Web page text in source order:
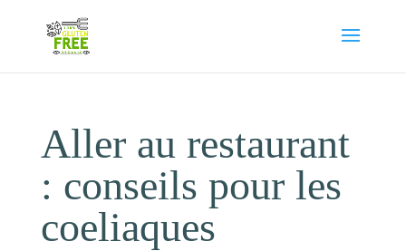
Aller au restaurant
: conseils pour les
coeliaques